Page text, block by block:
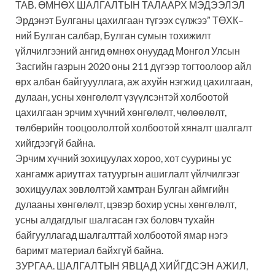
ТАВ. ӨМНӨХ ШАЛГАЛТЫН ТАЛААРХ МЭДЭЭЛЭЛ
Эрдэнэт Булганы цахилгаан түгээх сүлжээ” ТӨХК–
ний Булган салбар, Булган сумын тохижилт
үйлчилгээний ангид өмнөх онуудад Монгол Улсын
Засгийн газрын 2020 оны 211 дүгээр тогтоолоор айл
өрх албан байгуууллага, аж ахуйн нэгжид цахилгаан,
дулаан, усны хөнгөлөлт үзүүлсэнтэй холбоотой
цахилгаан эрчим хүчний хөнгөлөлт, чөлөөлөлт,
төлбөрийн тооцоололтой холбоотой хяналт шалгалт
хийгдээгүй байна.
Эрчим хүчний зохицуулах хороо, хот суурины ус
хангамж ариутгах татуургын ашиглалт үйлчилгээг
зохицуулах зөвлөлтэй хамтран Булган аймгийн
дулааны хөнгөлөлт, цэвэр бохир усны хөнгөлөлт,
усны алдагдлыг шалгасан гэх боловч тухайн
байгууллагад шалгалттай холбоотой ямар нэгэ
баримт материал байхгүй байна.
ЗУРГАА. ШАЛГАЛТЫН ЯВЦАД ХИЙГДСЭН АЖИЛ,